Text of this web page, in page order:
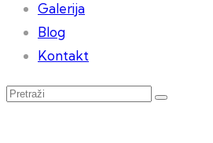
Galerija
Blog
Kontakt